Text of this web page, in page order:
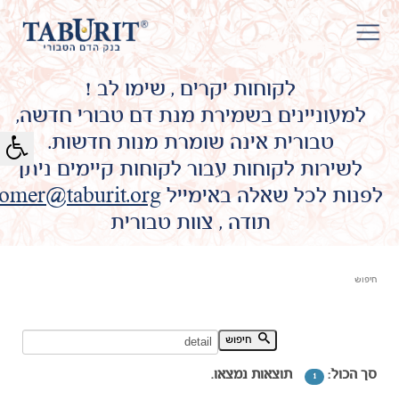
לקוחות יקרים , שימו לב !
למעוניינים בשמירת מנת דם טבורי חדשה,
טבורית אינה שומרת מנות חדשות.
לשירות לקוחות עבור לקוחות קיימים ניתן
לפנות לכל שאלה באימייל
תודה , צוות טבורית
חיפוש
חיפוש מילת מפתח:
סך הכול: 1 תוצאות נמצאו.